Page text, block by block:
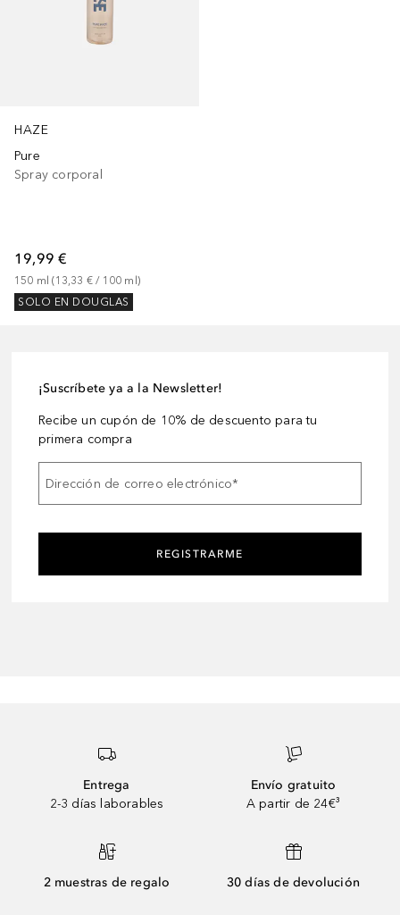
HAZE
Pure
Spray corporal
19,99 €
150 ml (13,33 € / 100 ml )
SOLO EN DOUGLAS
¡Suscríbete ya a la Newsletter!
Recibe un cupón de 10% de descuento para tu
primera compra
Dirección de correo electrónico*
REGISTRARME
Entrega
2-3 días laborables
Envío gratuito
A partir de 24€³
2 muestras de regalo 30 días de devolución